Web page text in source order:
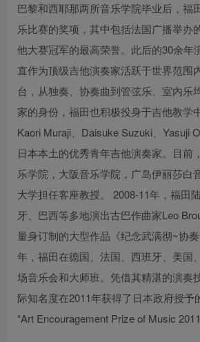
巴黎和西耶那两所音乐学院毕业后，福
乐比赛的奖项，其中包括法国广播举办
他大赛冠军的最高荣誉。此后的30余年
直作为顶级吉他演奏家活跃于世界范围
台，从独奏、协奏曲到管弦乐、室内乐
家的身份，福田也积极投身于吉他教学
Kaori Muraji、Daisuke Suzuki、Yasuji
日本本土的优秀青年吉他演奏家。目前
乐学院，大阪音乐学院，广岛伊丽莎白
大学担任客座教授。 2008-11年，福田
牙、巴西等多地演出古巴作曲家Leo
量身订制的大型作品《纪念武满彻~协
年，福田在德国、法国、西班牙、美国
场音乐会和大师班。凭借其精湛的演奏
际知名度在2011年获得了日本政府授予
“Art Encouragement Prize of Music